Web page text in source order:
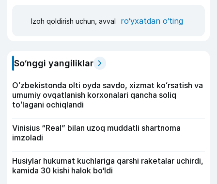
Izoh qoldirish uchun, avval ro‘yxatdan o‘ting
So‘nggi yangiliklar
Oʻzbekistonda olti oyda savdo, xizmat koʻrsatish va
umumiy ovqatlanish korxonalari qancha soliq
toʻlagani ochiqlandi
Vinisius “Real” bilan uzoq muddatli shartnoma
imzoladi
Husiylar hukumat kuchlariga qarshi raketalar uchirdi,
kamida 30 kishi halok bo‘ldi